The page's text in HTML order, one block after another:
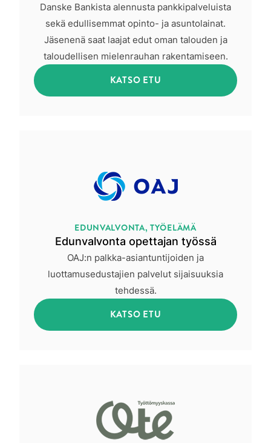
Danske Bankista alennusta pankkipalveluista
sekä edullisemmat opinto- ja asuntolainat.
Jäsenenä saat laajat edut oman talouden ja
taloudellisen mielenrauhan rakentamiseen.
KATSO ETU
Edunvalvonta opettajan työssä
EDUNVALVONTA, TYÖELÄMÄ
OAJ:n palkka-asiantuntijoiden ja
luottamusedustajien palvelut sijaisuuksia
tehdessä.
KATSO ETU